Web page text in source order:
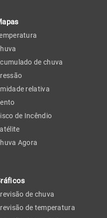
de chuva
relativa
de Incêndio
Agora
de chuva
de temperatura